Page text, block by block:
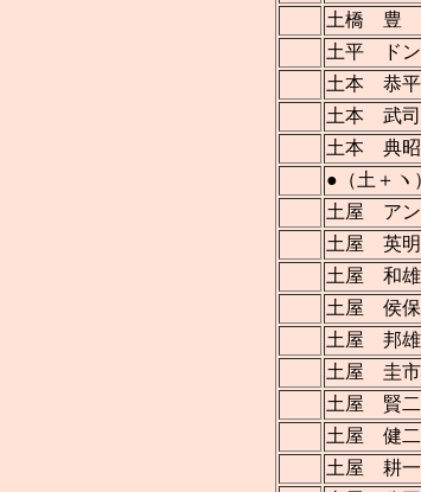
土橋 豊
土平 ドン
土本 恭平
土本 武司
土本 典昭
●（土＋
土屋 ア
土屋 英明
土屋 和雄
土屋 侯保
土屋 邦雄
土屋 圭市
土屋 賢二
土屋 健二
土屋 耕一